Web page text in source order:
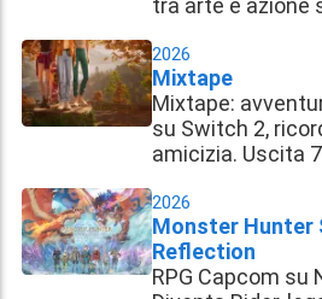
tra arte e azione
2026
Mixtape
Mixtape:
su Switch 2,
amicizia. Uscita
2026
Monster Hunter
Reflection
RPG Capcom su